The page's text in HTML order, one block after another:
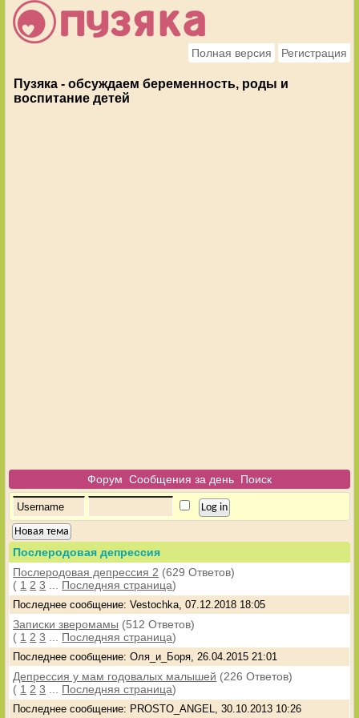
Полная версия Регистрация
Пузяка - обсуждаем беременность, роды и
воспитание детей
Форум Сообщения за день Поиск
Новая тема
Послеродовая депрессия
Послеродовая депрессия 2 (629 Ответов)
( 1 2 3 Последняя страница)
Последнее сообщение: Vestochka, 07.12.2018 18:05
Записки зверомамы (512 Ответов)
( 1 2 3 Последняя страница)
Последнее сообщение: Оля_и_Боря, 26.04.2015 21:01
Депрессия у мам годовалых малышей (226 Ответов)
( 1 2 3 Последняя страница)
Последнее сообщение: PROSTO_ANGEL, 30.10.2013 10:26